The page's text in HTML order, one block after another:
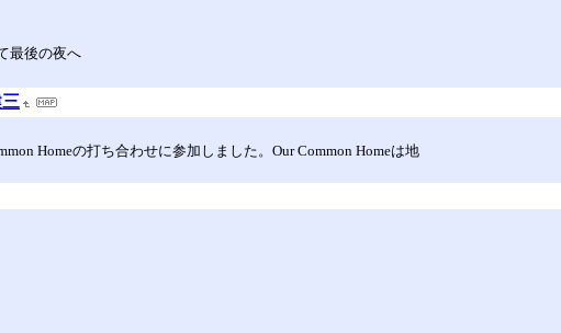
最後の夜へ
Homeの打ち合わせに参加しました。Our Common Homeは地